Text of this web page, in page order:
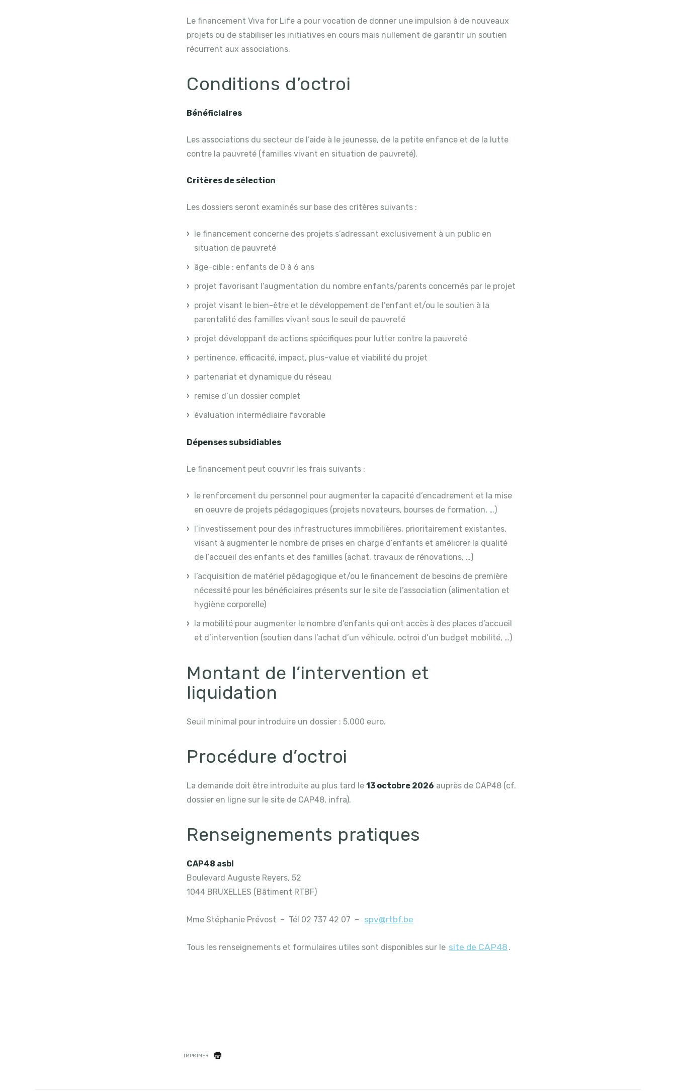
Le financement Viva for Life a pour vocation de donner une impulsion à de nouveaux
projets ou de stabiliser les initiatives en cours mais nullement de garantir un soutien
récurrent aux associations.
Conditions d’octroi
Bénéficiaires
Les associations du secteur de l’aide à le jeunesse, de la petite enfance et de la lutte
contre la pauvreté (familles vivant en situation de pauvreté).
Critères de sélection
Les dossiers seront examinés sur base des critères suivants :
le financement concerne des projets s’adressant exclusivement à un public en
situation de pauvreté
âge-cible : enfants de 0 à 6 ans
projet favorisant l’augmentation du nombre enfants/parents concernés par le projet
projet visant le bien-être et le développement de l’enfant et/ou le soutien à la
parentalité des familles vivant sous le seuil de pauvreté
projet développant de actions spécifiques pour lutter contre la pauvreté
pertinence, efficacité, impact, plus-value et viabilité du projet
partenariat et dynamique du réseau
remise d’un dossier complet
évaluation intermédiaire favorable
Dépenses subsidiables
Le financement peut couvrir les frais suivants :
le renforcement du personnel pour augmenter la capacité d’encadrement et la mise
en oeuvre de projets pédagogiques (projets novateurs, bourses de formation, …)
l’investissement pour des infrastructures immobilières, prioritairement existantes,
visant à augmenter le nombre de prises en charge d’enfants et améliorer la qualité
de l’accueil des enfants et des familles (achat, travaux de rénovations, …)
l’acquisition de matériel pédagogique et/ou le financement de besoins de première
nécessité pour les bénéficiaires présents sur le site de l’association (alimentation et
hygiène corporelle)
la mobilité pour augmenter le nombre d’enfants qui ont accès à des places d’accueil
et d’intervention (soutien dans l’achat d’un véhicule, octroi d’un budget mobilité, …)
Montant de l’intervention et
liquidation
Seuil minimal pour introduire un dossier : 5.000 euro.
Procédure d’octroi
La demande doit être introduite au plus tard le13 octobre 2026 auprès de CAP48 (cf.
dossier en ligne sur le site de CAP48, infra).
Renseignements pratiques
CAP48 asbl
Boulevard Auguste Reyers, 52
1044 BRUXELLES (Bâtiment RTBF)
Mme Stéphanie Prévost – Tél 02 737 42 07 – spv@rtbf.be
Tous les renseignements et formulaires utiles sont disponibles sur le site de CAP48 .
IMPRIMER